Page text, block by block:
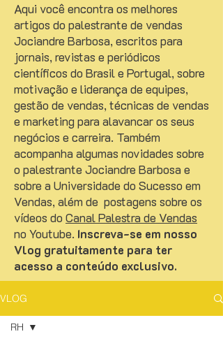
Aqui você encontra os melhores
artigos do palestrante de vendas
Jociandre Barbosa, escritos para
jornais, revistas e periódicos
científicos do Brasil e Portugal, sobre
motivação e liderança de equipes,
gestão de vendas, técnicas de vendas
e marketing para alavancar os seus
negócios e carreira. Também
acompanha algumas novidades sobre
o palestrante Jociandre Barbosa e
sobre a Universidade do Sucesso em
Vendas, além de postagens sobre os
vídeos do Canal Palestra de Vendas
no Youtube. Inscreva-se em nosso
Vlog gratuitamente para ter
acesso a conteúdo exclusivo.
VLOG
RH